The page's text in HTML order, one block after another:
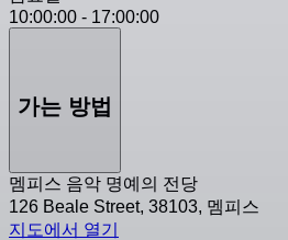
10:00:00 - 17:00:00
가는 방법
멤피스 음악 명예의 전당
126 Beale Street, 38103, 멤피스
지도에서 열기